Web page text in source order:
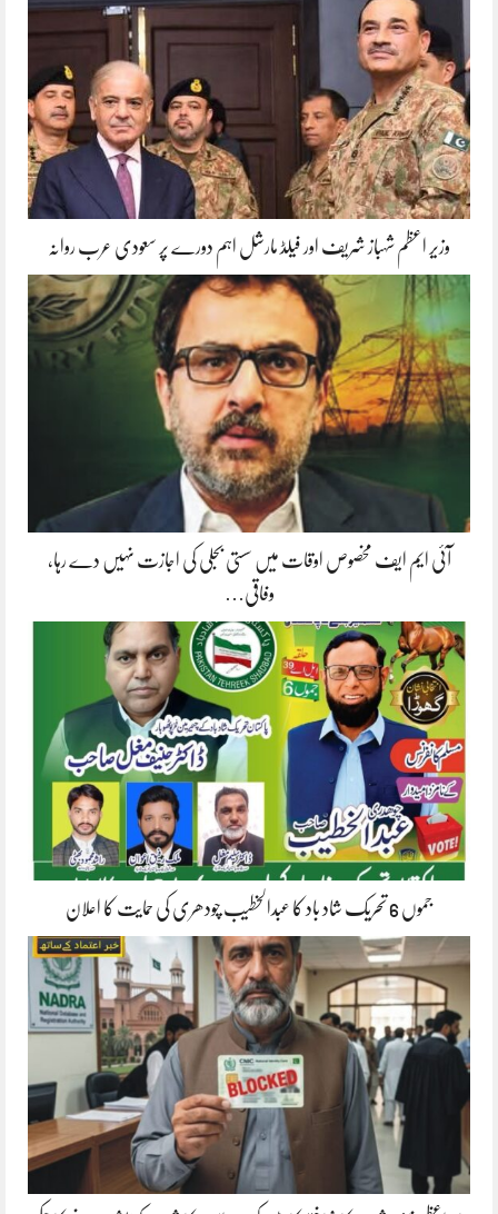
وزیر اعظم شہباز شریف اور فیلڈ مارشل اہم دورے پر سعودی عرب روانہ
آئی ایم ایف مخصوص اوقات میں سستی بجلی کی اجازت نہیں دے رہا،
وفاقی…
جموں 6 تحریک شاد باد کا عبدالخطیب چودھری کی حمایت کا اعلان